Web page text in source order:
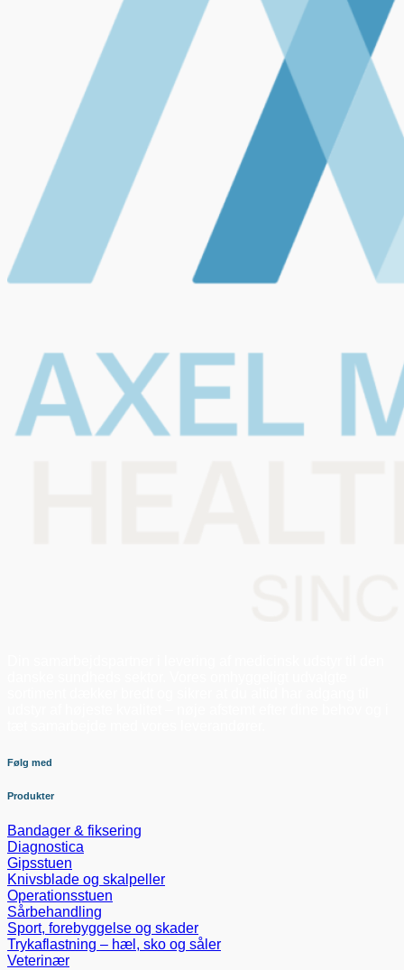
Følg med
Produkter
Bandager & fiksering
Diagnostica
Gipsstuen
Knivsblade og skalpeller
Operationsstuen
Sårbehandling
Sport, forebyggelse og skader
Trykaflastning – hæl, sko og såler
Veterinær